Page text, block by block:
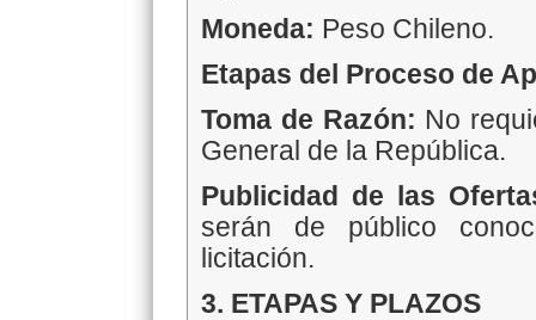
Moneda: Peso Chileno.
Etapas del Proceso de
Toma de Razón: No
General de la República.
Publicidad de las
serán de público
licitación.
3. ETAPAS Y PLAZOS